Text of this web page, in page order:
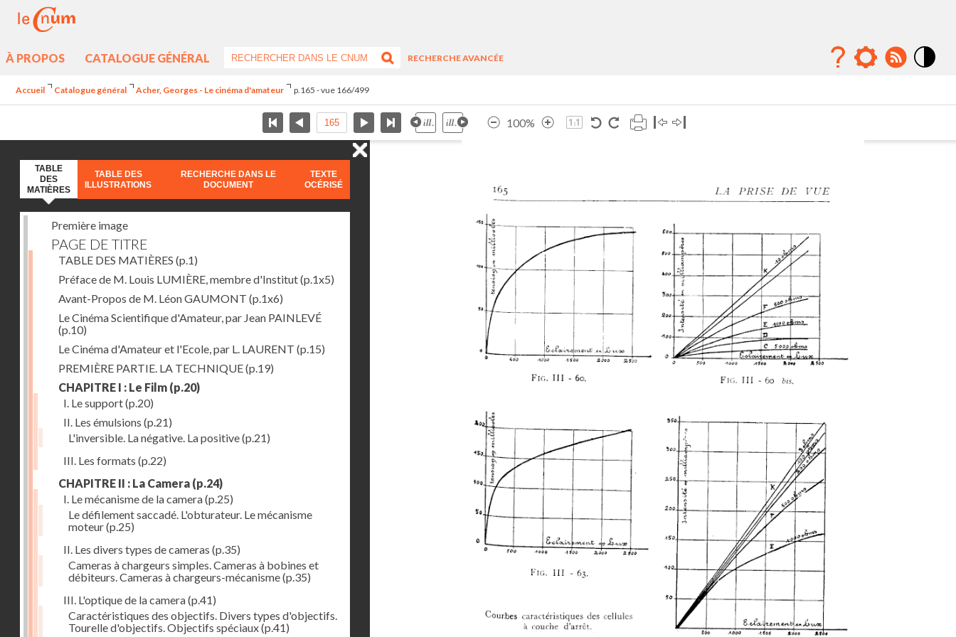
À PROPOS CATALOGUE GÉNÉRAL
RECHERCHE AVANCÉE
Accueil Catalogue général Acher, Georges - Le cinéma d'amateur p.165 - vue 166/499
100%
TABLE
DES
MATIÈRES
TABLE DES
ILLUSTRATIONS
RECHERCHE DANS LE
DOCUMENT
TEXTE
OCÉRISÉ
Première image
PAGE DE TITRE
TABLE DES MATIÈRES (p.1)
Préface de M. Louis LUMIÈRE, membre d'Institut(p.1x5)
Avant-Propos de M. Léon GAUMONT (p.1x6)
Le Cinéma Scientifique d'Amateur, par Jean PAINLEVÉ
(p.10)
Le Cinéma d'Amateur et l'Ecole, par L. LAURENT (p.15)
PREMIÈRE PARTIE. LA TECHNIQUE(p.19)
CHAPITRE I : Le Film (p.20)
I. Le support(p.20)
II. Les émulsions (p.21)
L'inversible. La négative. La positive(p.21)
III. Les formats (p.22)
CHAPITRE II : La Camera (p.24)
I. Le mécanisme de la camera(p.25)
Le défilement saccadé. L'obturateur. Le mécanisme
moteur(p.25)
II. Les divers types de cameras (p.35)
Cameras à chargeurs simples. Cameras à bobines et
débiteurs. Cameras à chargeurs-mécanisme(p.35)
III. L'optique de la camera(p.41)
Caractéristiques des objectifs. Divers types d'objectifs.
Tourelle d'objectifs. Objectifs spéciaux(p.41)